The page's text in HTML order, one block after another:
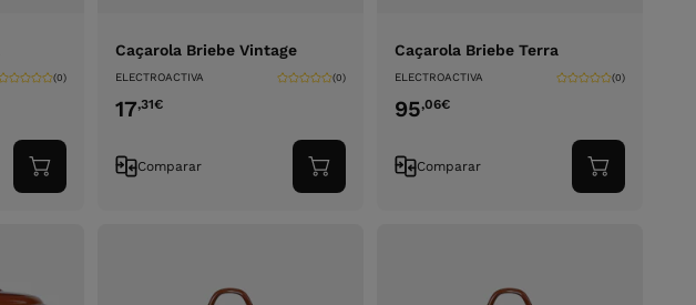
(0)
Adicionar
ao
Caçarola Briebe Vintage
ELECTROACTIVA (0)
17,31€
Comparar
Adicionar
ao
Caçarola Briebe Terra
ELECTROACTIVA (0)
95,06€
Comparar
Adicionar
ao